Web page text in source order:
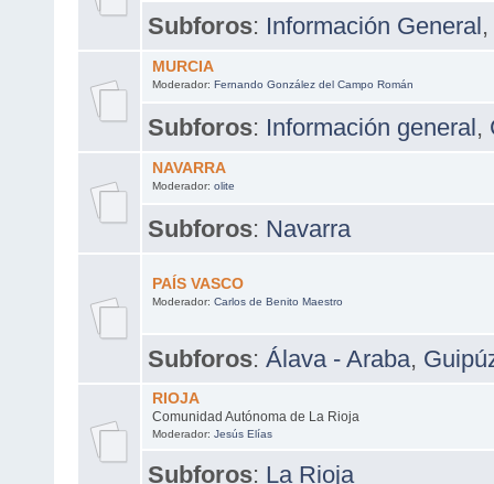
Subforos: Información General,
MURCIA
Moderador: Fernando González del Campo Román
Subforos: Información general,
NAVARRA
Moderador: olite
Subforos: Navarra
PAÍS VASCO
Moderador: Carlos de Benito Maestro
Subforos: Álava - Araba,
RIOJA
Comunidad Autónoma de La Rioja
Moderador: Jesús Elías
Subforos: La Rioja